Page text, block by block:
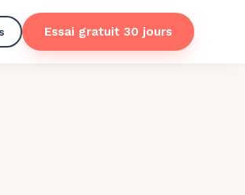
Essai gratuit 30 jours